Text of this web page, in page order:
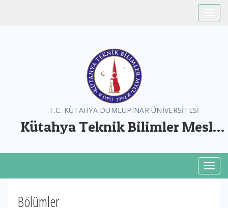
T.C. KÜTAHYA DUMLUPINAR ÜNİVERSİTESİ
Kütahya Teknik Bilimler Meslek
Bölümler